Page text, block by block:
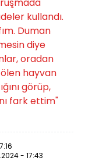
kullandı.
Duman
diye
oradan
hayvan
görüp,
fark ettim"
- 17:43